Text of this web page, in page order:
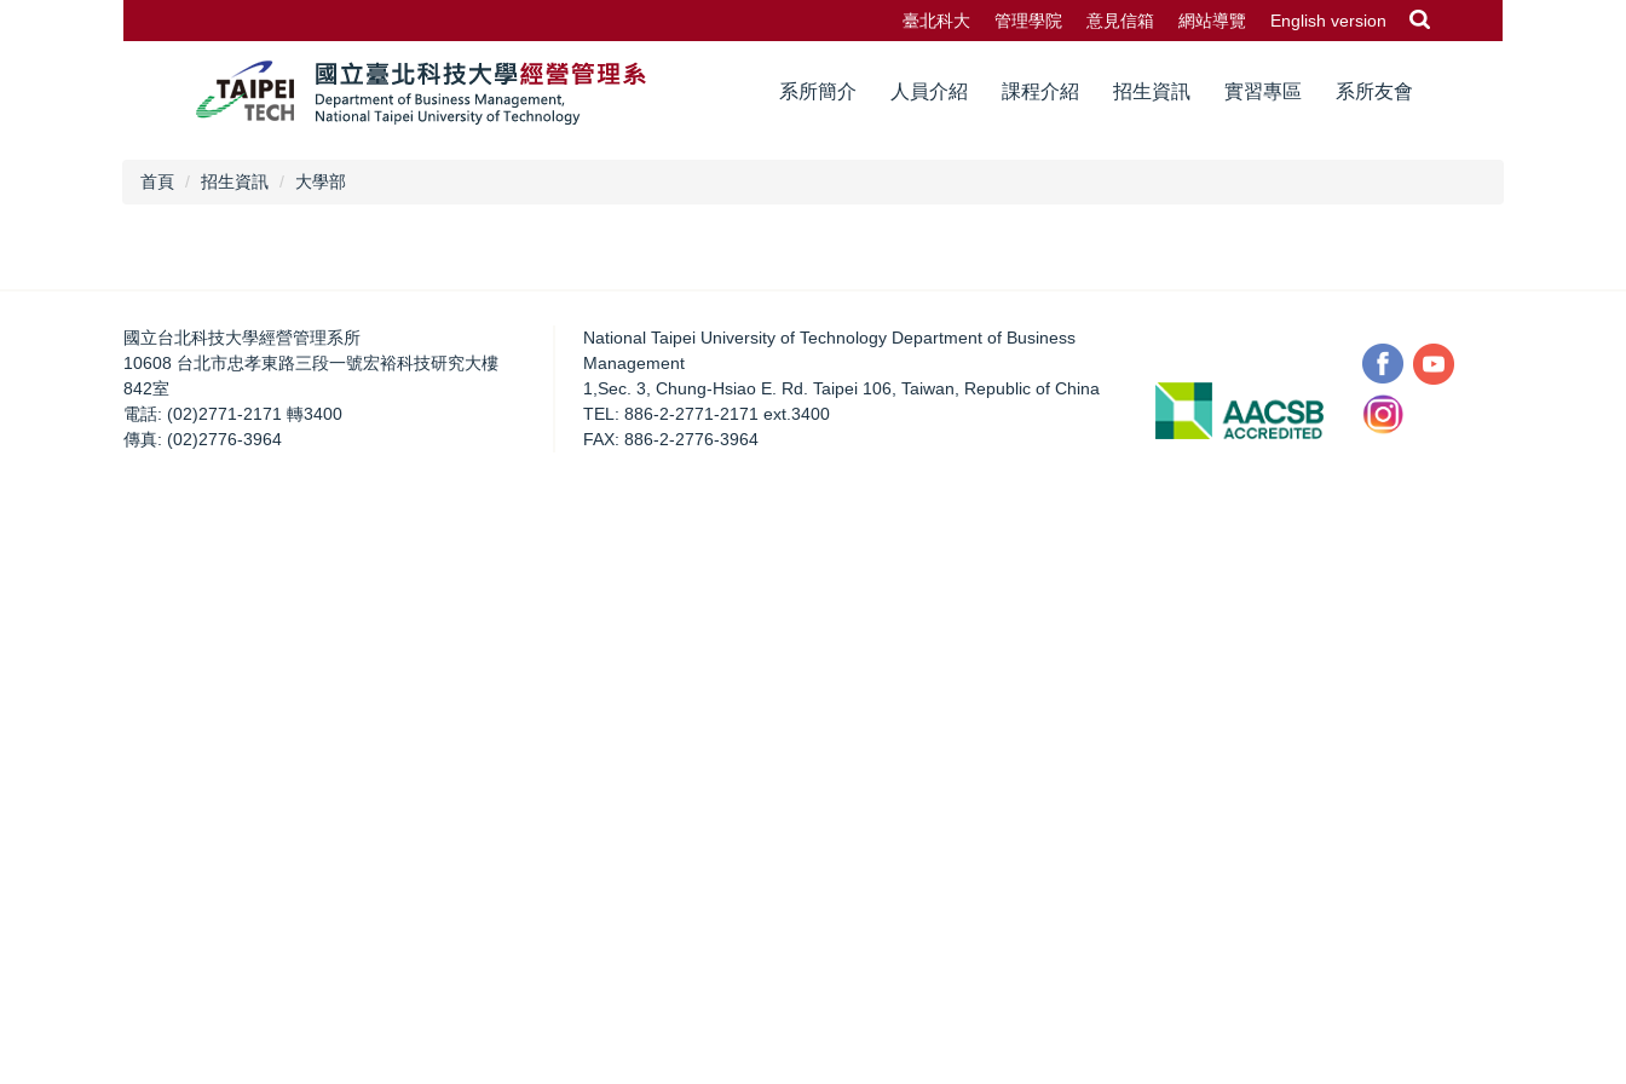
臺北科大 管理學院 意見信箱 網站導覽 English version
系所簡介 人員介紹 課程介紹 招生資訊 實習專區 系所友會
首頁 招生資訊 大學部
國立台北科技大學經營管理系所
10608 台北市忠孝東路三段一號宏裕科技研究大樓
842室
電話: (02)2771-2171 轉3400
傳真: (02)2776-3964
National Taipei University of Technology Department of Business
Management
1,Sec. 3, Chung-Hsiao E. Rd. Taipei 106, Taiwan, Republic of China
TEL: 886-2-2771-2171 ext.3400
FAX: 886-2-2776-3964